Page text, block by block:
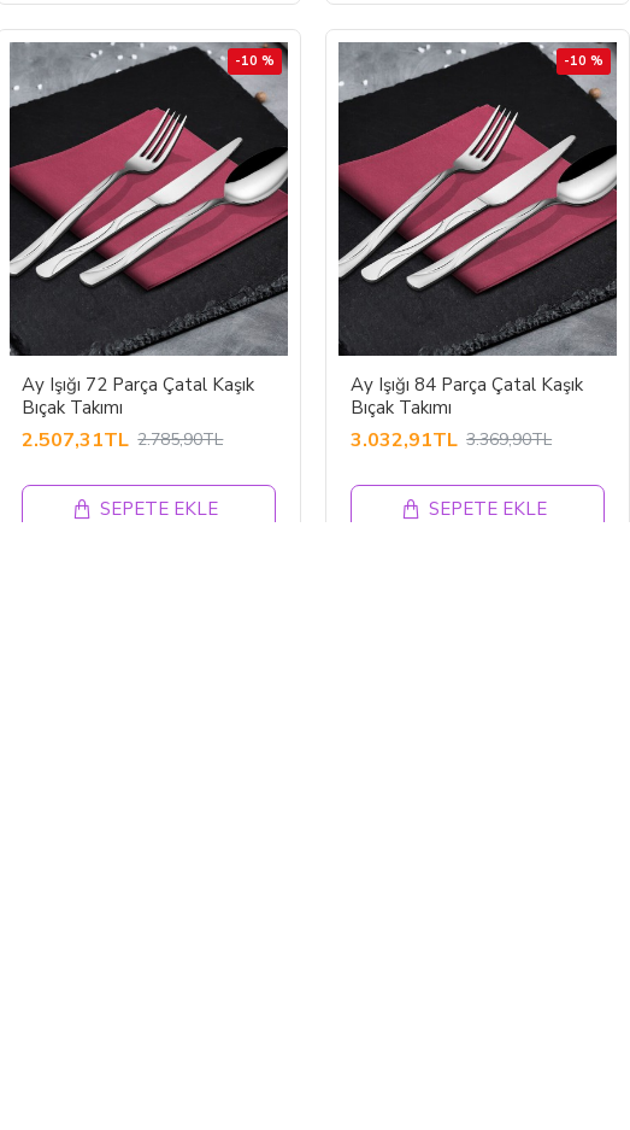
-10 %
Ay Işığı 72 Parça Çatal Kaşık
Bıçak Takımı
2.507,31TL 2.785,90TL
SEPETE EKLE
-10 %
Ay Işığı 84 Parça Çatal Kaşık
Bıçak Takımı
3.032,91TL 3.369,90TL
SEPETE EKLE